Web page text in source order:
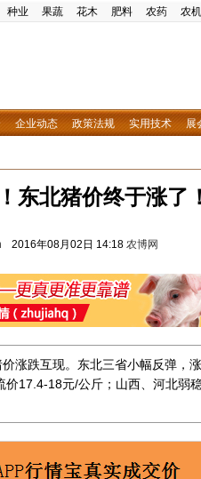
种业 果蔬 花木 肥料 农药 农机
企业动态 政策法规 实用技术 展
东北猪价终于涨了！
2016年08月02日 14:18 农博网
涨跌互现。东北三省小幅反弹，
17.4-18元/公斤；山西、河北弱